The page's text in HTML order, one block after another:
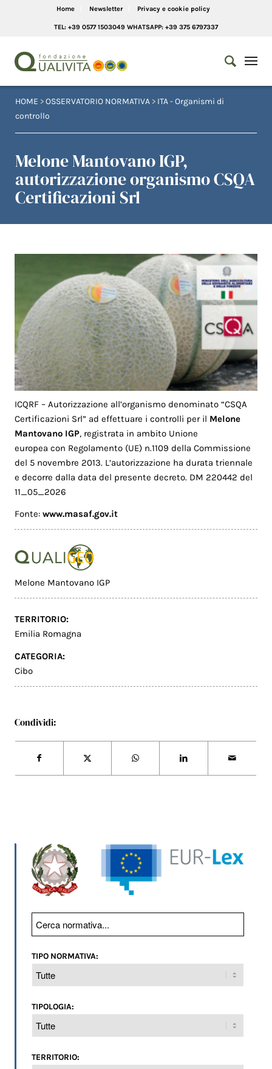
Home Newsletter Privacy e cookie policy
TEL: +39 0577 1503049 WHATSAPP: +39 375 6797337
HOME >OSSERVATORIO NORMATIVA > ITA - Organismi di
controllo
Melone Mantovano IGP,
autorizzazione organismo CSQA
Certificazioni Srl
ICQRF – Autorizzazione all’organismo denominato “CSQA
Certificazioni Srl” ad effettuare i controlli per il Melone
Mantovano IGP, registrata in ambito Unione
europea con Regolamento (UE) n.1109 della Commissione
del 5 novembre 2013. L’autorizzazione ha durata triennale
e decorre dalla data del presente decreto. DM 220442 del
11_05_2026
Fonte:www.masaf.gov.it
Melone Mantovano IGP
TERRITORIO:
Emilia Romagna
CATEGORIA:
Cibo
Condividi:
TIPO NORMATIVA:
TIPOLOGIA:
TERRITORIO: